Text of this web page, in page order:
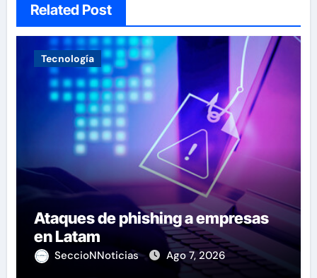
Related Post
Tecnología
Ataques de phishing a empresas
en Latam
SeccioNNoticias Ago 7, 2026